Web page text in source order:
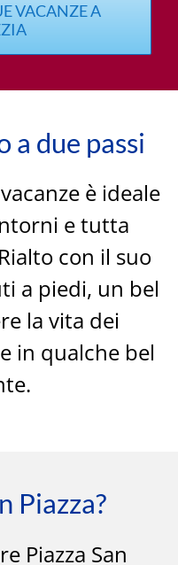
VACANZE A
a due passi
è ideale
e tutta
con il suo
a piedi, un bel
la vita dei
in qualche bel
Piazza?
Piazza San